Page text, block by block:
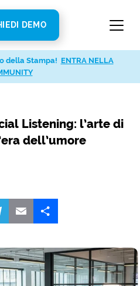
DEMO
Listening: l’arte di
dell’umore
della Stampa! ENTRA NELLA